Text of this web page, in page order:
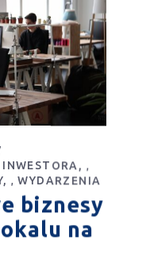
,
,WYDARZENIA
biznesy
na